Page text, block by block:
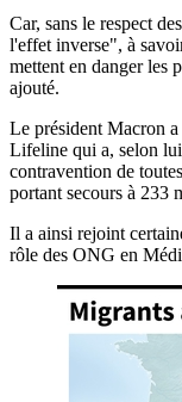
Car, sans le respect
l'effet inverse", à
mettent en danger les
ajouté.
Le président Macron
Lifeline qui a, selon
contravention de
portant secours à 233
Il a ainsi rejoint
rôle des ONG en